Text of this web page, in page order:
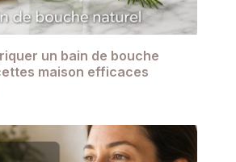
un bain de bouche
maison efficaces